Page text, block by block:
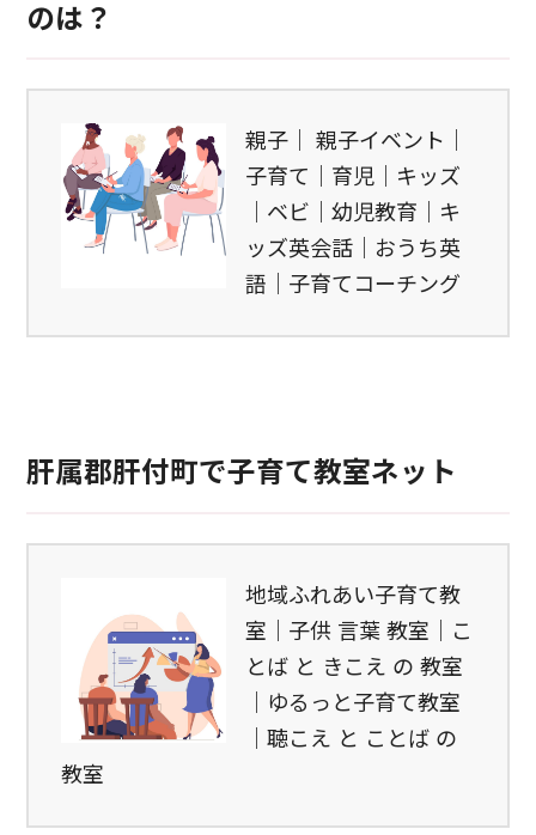
のは？
親子｜ 親子イベント｜
子育て｜育児｜キッズ
｜ベビ｜幼児教育｜キ
ッズ英会話｜おうち英
語｜子育てコーチング
肝属郡肝付町で子育て教室ネット
地域ふれあい子育て教
室｜子供 言葉 教室｜こ
とば と きこえ の 教室
｜ゆるっと子育て教室
｜聴こえ と ことば の
教室